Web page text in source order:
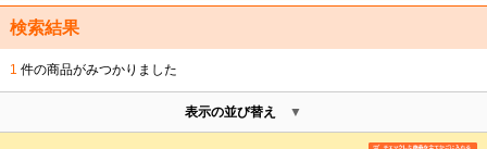
検索結果
1 件の商品がみつかりました
表示の並び替え